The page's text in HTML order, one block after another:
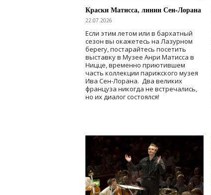
Краски Матисса, линии Сен-Лорана
22.07.2026
Если этим летом или в бархатный
сезон вы окажетесь на Лазурном
берегу, постарайтесь посетить
выставку в Музее Анри Матисса в
Ницце, временно приютившем
часть коллекции парижского музея
Ива Сен-Лорана. Два великих
француза никогда не встречались,
но их диалог состоялся!